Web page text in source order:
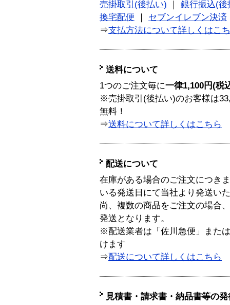
売掛取引(後払い)
銀行振込(後
換宅配便
セブンイレブン決済
⇒支払方法について詳しくはこ
送料について
1つのご注文毎に一律1,100円(税
※売掛取引(後払い)のお客様は
無料！
⇒送料について詳しくはこちら
配送について
在庫がある場合のご注文につき
いる発送日にて当社より発送い
尚、複数の商品をご注文の場合
発送となります。
※配送業者は「佐川急便」また
けます
⇒配送について詳しくはこちら
見積書・請求書・納品書等の